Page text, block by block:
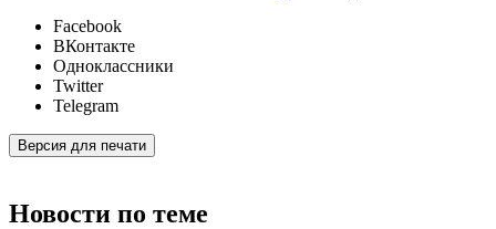
Facebook
ВКонтакте
Одноклассники
Twitter
Telegram
Версия для печати
Новости по теме